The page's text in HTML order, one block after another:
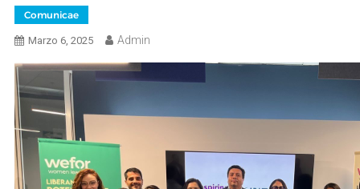
Comunicae
Marzo 6, 2025 Admin